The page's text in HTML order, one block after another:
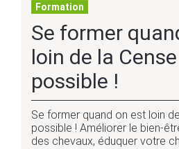
Formation
Se former
loin de la Cense
possible !
Se former quand on est loin
possible ! Améliorer le bien-
des chevaux, éduquer votre